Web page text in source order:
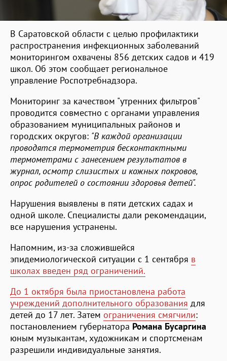
В Саратовской области с целью профилактики
распространения инфекционных заболеваний
мониторингом охвачены 856 детских садов и 419
школ. Об этом сообщает региональное
управление Роспотребнадзора.
Мониторинг за качеством "утренних фильтров"
проводится совместно с органами управления
образованием муниципальных районов и
городских округов: "В каждой организации
проводятся термометрия бесконтактными
термометрами с занесением результатов в
журнал, осмотр слизистых и кожных покровов,
опрос родителей о состоянии здоровья детей".
Нарушения выявлены в пяти детских садах и
одной школе. Специалисты дали рекомендации,
все нарушения устранены.
Напомним, из-за сложившейся
эпидемиологической ситуации с 1 сентября в
школах введен ряд ограничений.
До 1 октября была приостановлена работа
учреждений дополнительного образования для
детей до 17 лет. Затем ограничения смягчили:
постановлением губернатора Романа Бусаргина
юным музыкантам, художникам и спортсменам
разрешили индивидуальные занятия.